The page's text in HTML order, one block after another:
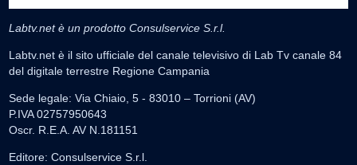
Labtv.net è un prodotto Consulservice S.r.l.
Labtv.net è il sito ufficiale del canale televisivo di Lab Tv canale 84
del digitale terrestre Regione Campania
Sede legale: Via Chiaio, 5 - 83010 – Torrioni (AV)
P.IVA 02757950643
Oscr. R.E.A. AV N.181151
Editore: Consulservice S.r.l.